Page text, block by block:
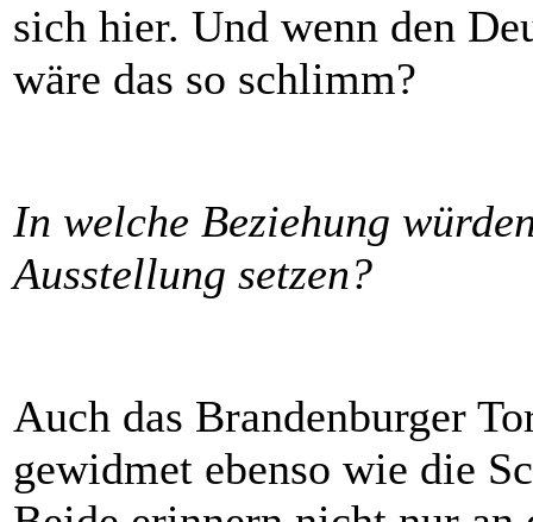
sich hier. Und wenn den
wäre das so schlimm?
In welche Beziehung
Ausstellung setzen?
Auch das Brandenburger
gewidmet ebenso wie die